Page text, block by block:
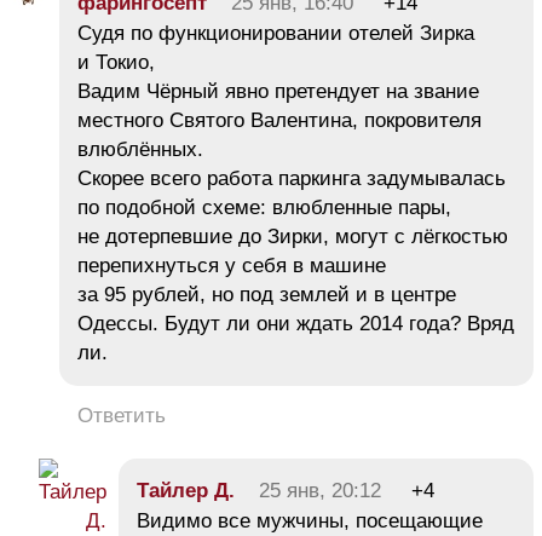
Судя по функционировании отелей Зирка
и Токио,
Вадим Чёрный явно претендует на звание
местного Святого Валентина, покровителя
влюблённых.
Скорее всего работа паркинга задумывалась
по подобной схеме: влюбленные пары,
не дотерпевшие до Зирки, могут с лёгкостью
перепихнуться у себя в машине
за 95 рублей, но под землей и в центре
Одессы. Будут ли они ждать 2014 года? Вряд
ли.
Ответить
Тайлер Д. 25 янв, 20:12
+4
Видимо все мужчины, посещающие